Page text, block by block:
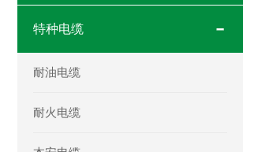
特种电缆
耐油电缆
耐火电缆